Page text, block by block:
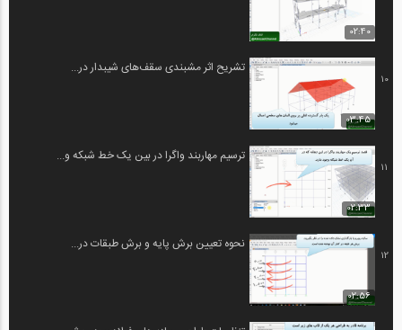
02:40
10
03:45
تشریح اثر مشبندی سقف‌های شیبدار در...
11
02:33
ترسیم مهاربند واگرا در بین یک خط شبکه و...
12
02:56
نحوه تعيين برش پايه و برش طبقات در...